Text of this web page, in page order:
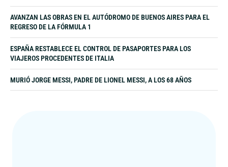
AVANZAN LAS OBRAS EN EL AUTÓDROMO DE BUENOS AIRES PARA EL
REGRESO DE LA FÓRMULA 1
ESPAÑA RESTABLECE EL CONTROL DE PASAPORTES PARA LOS
VIAJEROS PROCEDENTES DE ITALIA
MURIÓ JORGE MESSI, PADRE DE LIONEL MESSI, A LOS 68 AÑOS